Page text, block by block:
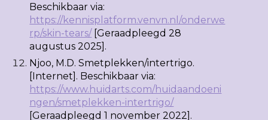
Beschikbaar via:
https://kennisplatform.venvn.nl/onderwe
rp/skin-tears/[Geraadpleegd 28
augustus 2025].
Njoo, M.D. Smetplekken/intertrigo.
[Internet]. Beschikbaar via:
https://www.huidarts.com/huidaandoeni
ngen/smetplekken-intertrigo/
[Geraadpleegd 1 november 2022].